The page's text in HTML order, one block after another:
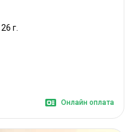
г.
Онлайн оплата